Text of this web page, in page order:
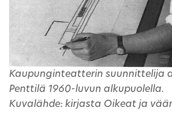
Kaupunginteatterin suunnittelija
Penttilä 1960-luvun alkupuolella.
Kuvalähde: kirjasta Oikeat ja